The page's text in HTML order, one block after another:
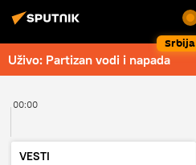
Srbija
Uživo: Partizan vodi i napada
00:00
VESTI